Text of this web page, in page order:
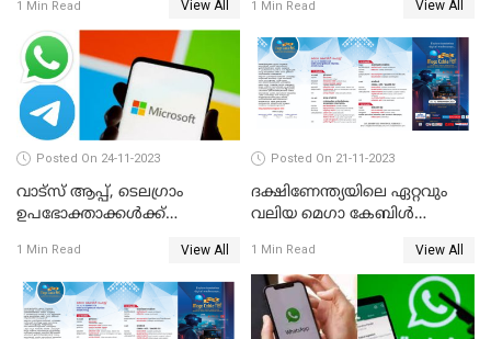
1 Min Read View All 1 Min Read View All
Posted On 24-11-2023
വാട്‌സ് ആപ്പ്, ടെലഗ്രാം
ഉപഭോക്താക്കള്‍ക്ക്
മൈക്രോസോഫ്റ്റ്
1 Min Read View All
Posted On 21-11-2023
ദക്ഷിണേന്ത്യയിലെ ഏറ്റവും
വലിയ മെഗാ കേബിള്‍
എഡിഷന്‍ കൊച്ചി
കടവന്ത്രയിൽ
1 Min Read View All